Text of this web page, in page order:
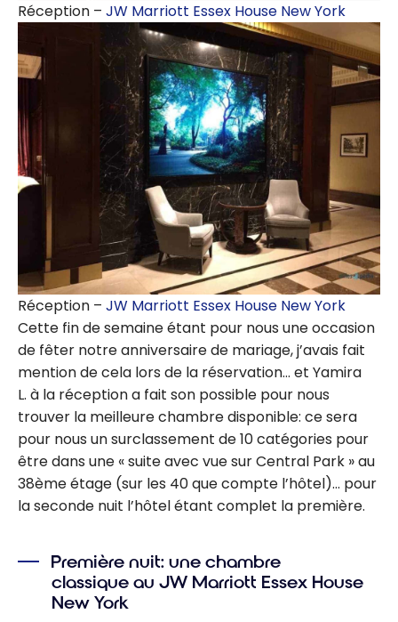
Réception – JW Marriott Essex House New York
Réception – JW Marriott Essex House New York
Cette fin de semaine étant pour nous une occasion
de fêter notre anniversaire de mariage, j’avais fait
mention de cela lors de la réservation… et Yamira
L. à la réception a fait son possible pour nous
trouver la meilleure chambre disponible: ce sera
pour nous un surclassement de 10 catégories pour
être dans une « suite avec vue sur Central Park » au
38ème étage (sur les 40 que compte l’hôtel)… pour
la seconde nuit l’hôtel étant complet la première.
Première nuit: une chambre
classique au JW Marriott Essex House
New York